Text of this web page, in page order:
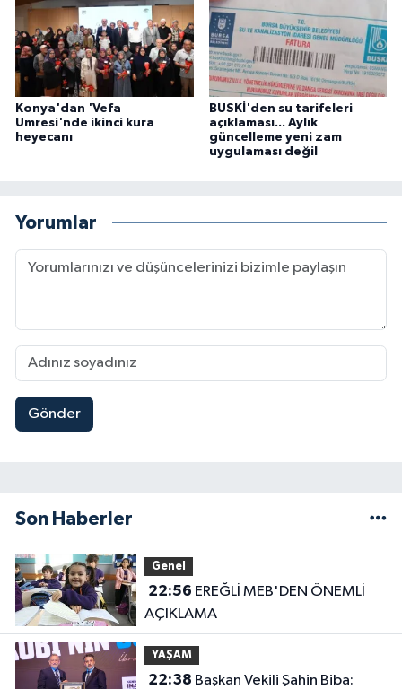
Konya'dan 'Vefa
Umresi'nde ikinci kura
heyecanı
BUSKİ'den su tarifeleri
açıklaması... Aylık
güncelleme yeni zam
uygulaması değil
Yorumlar
Gönder
Son Haberler
Genel
22:56
AÇIKLAMA
YAŞAM
22:38